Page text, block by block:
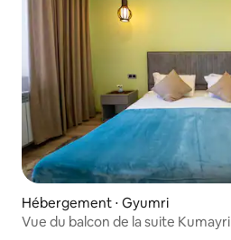
Hébergement ⋅ Gyumri
Vue du balcon de la suite Kumayri